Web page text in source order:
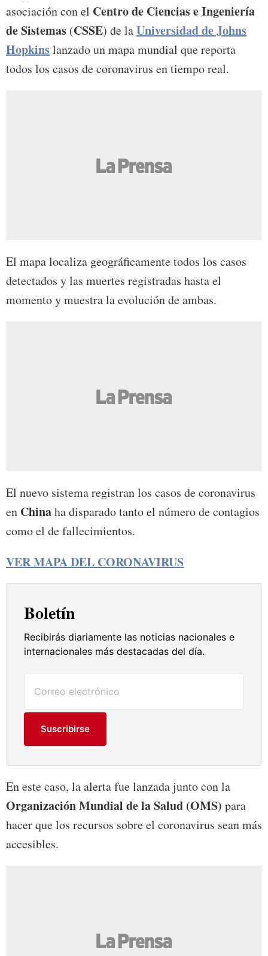
asociación con el Centro de Ciencias e Ingeniería
de Sistemas (CSSE) de laUniversidad de Johns
Hopkinslanzado un mapa mundial que reporta
todos los casos de coronavirus en tiempo real.
El mapa localiza geográficamente todos los casos
detectados y las muertes registradas hasta el
momento y muestra la evolución de ambas.
El nuevo sistema registran los casos de coronavirus
en Chinaha disparado tanto el número de contagios
como el de fallecimientos.
VER MAPA DEL CORONAVIRUS
Boletín
Recibirás diariamente las noticias nacionales e
internacionales más destacadas del día.
Suscribirse
En este caso, la alerta fue lanzada junto con la
Organización Mundial de la Salud (OMS)​ para
hacer que los recursos sobre el coronavirus sean más
accesibles.